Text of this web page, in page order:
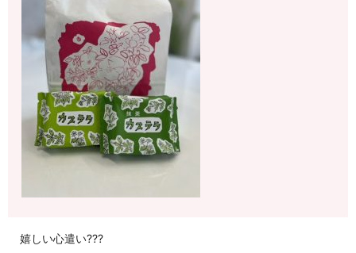
嬉しい心遣い???